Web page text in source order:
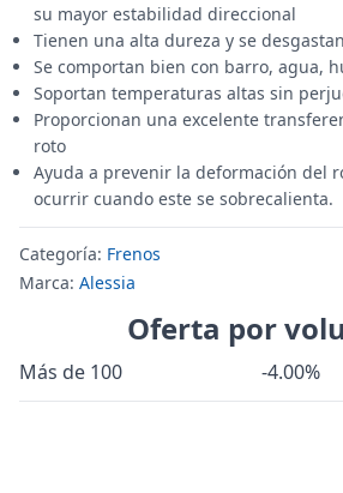
su mayor estabilidad direccional
Tienen una alta dureza y se
Se comportan bien con barro, agua,
Soportan temperaturas altas sin
Proporcionan una excelente
roto
Ayuda a prevenir la deformación del
ocurrir cuando este se sobrecalienta.
Categoría: Frenos
Marca: Alessia
Oferta por
Más de 100 -4.00%